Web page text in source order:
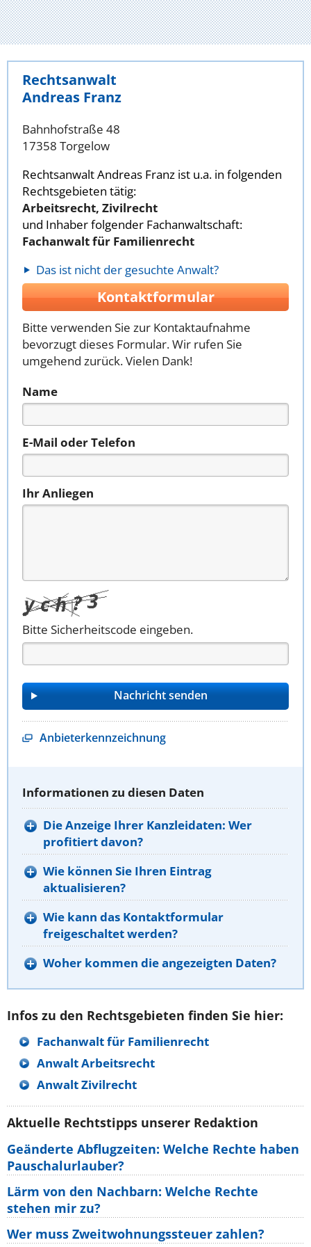
Rechtsanwalt
Andreas Franz
Bahnhofstraße 48
17358 Torgelow
Rechtsanwalt Andreas Franz ist u.a. in folgenden
Rechtsgebieten tätig:
Arbeitsrecht, Zivilrecht
und Inhaber folgender Fachanwaltschaft:
Fachanwalt für Familienrecht
Das ist nicht der gesuchte Anwalt?
Kontaktformular
Bitte verwenden Sie zur Kontaktaufnahme
bevorzugt dieses Formular. Wir rufen Sie
umgehend zurück. Vielen Dank!
Name
E-Mail oder Telefon
Ihr Anliegen
Bitte Sicherheitscode eingeben.
Anbieterkennzeichnung
Informationen zu diesen Daten
Die Anzeige Ihrer Kanzleidaten: Wer
profitiert davon?
Wie können Sie Ihren Eintrag
aktualisieren?
Wie kann das Kontaktformular
freigeschaltet werden?
Woher kommen die angezeigten Daten?
Infos zu den Rechtsgebieten finden Sie hier:
Fachanwalt für Familienrecht
Anwalt Arbeitsrecht
Anwalt Zivilrecht
Aktuelle Rechtstipps unserer Redaktion
Geänderte Abflugzeiten: Welche Rechte haben
Pauschalurlauber?
Lärm von den Nachbarn: Welche Rechte
stehen mir zu?
Wer muss Zweitwohnungssteuer zahlen?